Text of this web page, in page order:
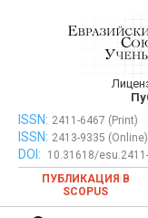
Евразийский
ISSN: 2411-6467 (Print)
ISSN: 2413-9335 (Online)
DOI:
10.31618/
ПУБЛИКАЦИЯ В
SCOPUS